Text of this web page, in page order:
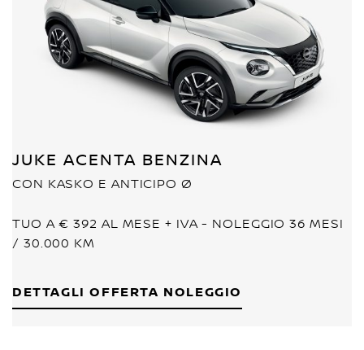
JUKE ACENTA BENZINA
CON KASKO E ANTICIPO Ø
TUO A € 392 AL MESE + IVA - NOLEGGIO 36 MESI
/ 30.000 KM
DETTAGLI OFFERTA NOLEGGIO